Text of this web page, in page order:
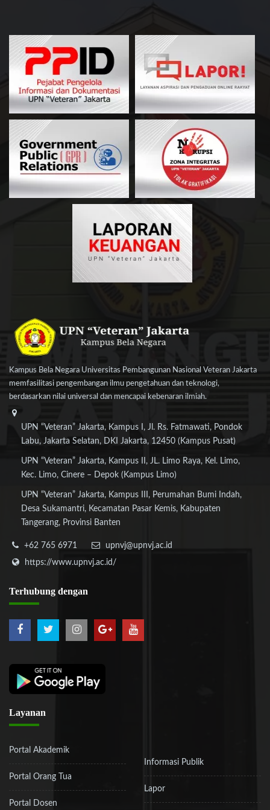
Kampus Bela Negara Universitas Pembangunan Nasional Veteran Jakarta
memfasilitasi pengembangan ilmu pengetahuan dan teknologi,
berdasarkan nilai universal dan mencapai kebenaran ilmiah.
UPN “Veteran” Jakarta, Kampus I, Jl. Rs. Fatmawati, Pondok
Labu, Jakarta Selatan, DKI Jakarta, 12450 (Kampus Pusat)
UPN “Veteran” Jakarta, Kampus II, JL. Limo Raya, Kel. Limo,
Kec. Limo, Cinere – Depok (Kampus Limo)
UPN “Veteran” Jakarta, Kampus III, Perumahan Bumi Indah,
Desa Sukamantri, Kecamatan Pasar Kemis, Kabupaten
Tangerang, Provinsi Banten
+62 765 6971
upnvj@upnvj.ac.id
https://www.upnvj.ac.id/
Terhubung dengan
Layanan
Portal Akademik
Portal Orang Tua
Portal Dosen
Informasi Publik
Lapor